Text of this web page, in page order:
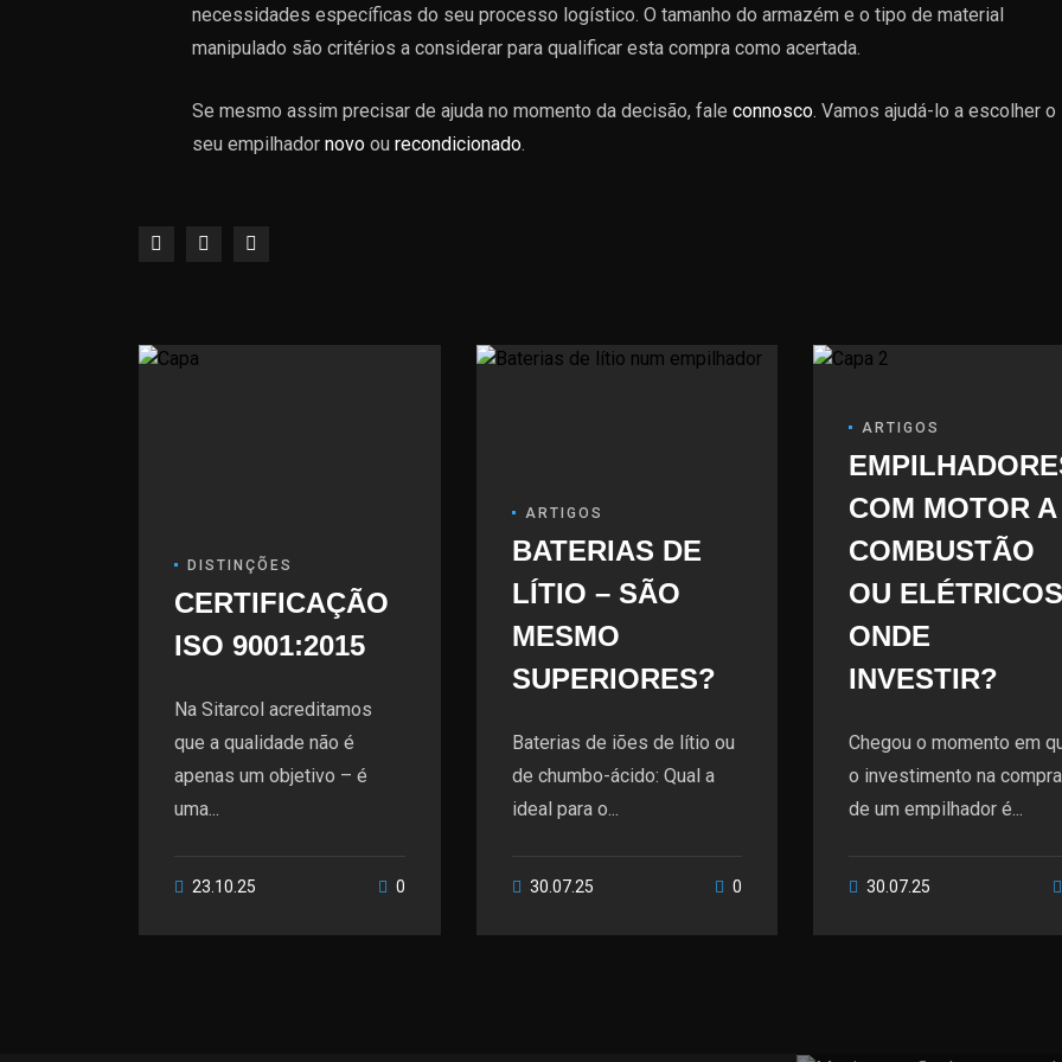
necessidades específicas do seu processo logístico. O tamanho do armazém e o tipo de material
manipulado são critérios a considerar para qualificar esta compra como acertada.
Se mesmo assim precisar de ajuda no momento da decisão, fale connosco. Vamos ajudá-lo a escolher o
seu empilhador novo ou recondicionado.
DISTINÇÕES
CERTIFICAÇÃO
ISO 9001:2015
Na Sitarcol acreditamos
que a qualidade não é
apenas um objetivo – é
uma...
23.10.25 0
ARTIGOS
BATERIAS DE
LÍTIO – SÃO
MESMO
SUPERIORES?
Baterias de iões de lítio ou
de chumbo-ácido: Qual a
ideal para o...
30.07.25 0
ARTIGOS
COM MOTOR A
COMBUSTÃO
OU
ONDE
INVESTIR?
Chegou o momento em
o investimento na compra
de um empilhador é...
30.07.25